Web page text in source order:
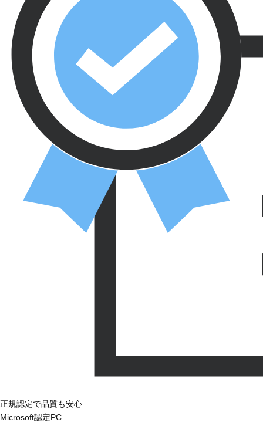
正規認定で品質も安心
Microsoft認定PC